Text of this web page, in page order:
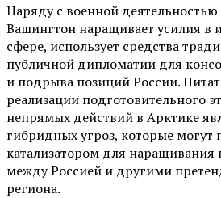
Наряду с военной
Вашингтон наращивает усилия
сфере, использует средства
публичной дипломатии для
и подрыва позиций России.
реализации подготовительного
непрямых действий в Арктике
гибридных угроз, которые могут
катализатором для наращивания
между Россией и другими
региона.